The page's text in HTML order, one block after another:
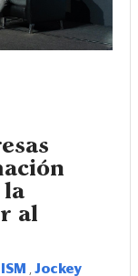
la
al
ISM
Jockey